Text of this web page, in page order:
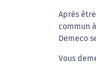
Après
commun
Demeco
Vous